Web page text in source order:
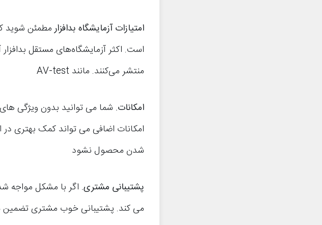
امتیازات آزمایشگاه بدافزار مطمئن شوید
است. اکثر آزمایشگاه‌های مستقل
منتشر می‌کنند. مانند AV-test
امکانات. شما می توانید بدون ویژگی
امکانات اضافی می تواند کمک بهتری
شدن محصول نشود
پشتیبانی مشتری. اگر با مشکل مواجه
می کند. پشتیبانی خوب مشتری تضمین